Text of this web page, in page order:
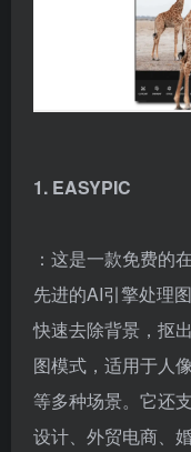
1. EASYPIC
：这是一款免费的
先进的AI引擎处理
快速去除背景，抠
图模式，适用于人
等多种场景。它还
设计、外贸电商、